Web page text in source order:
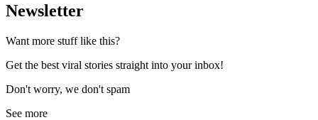
Newsletter
Want more stuff like this?
Get the best viral stories straight into your inbox!
Don't worry, we don't spam
See more